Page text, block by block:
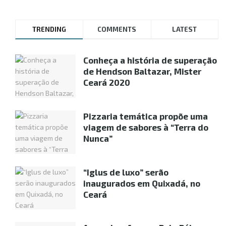
TRENDING COMMENTS LATEST
Conheça a história de superação
de Hendson Baltazar, Mister
Ceará 2020
Pizzaria temática propõe uma
viagem de sabores à “Terra do
Nunca”
“Iglus de luxo” serão
inaugurados em Quixadá, no
Ceará